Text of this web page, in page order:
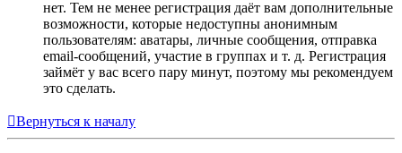
нет. Тем не менее регистрация даёт вам дополнительные
возможности, которые недоступны анонимным
пользователям: аватары, личные сообщения, отправка
email-сообщений, участие в группах и т. д. Регистрация
займёт у вас всего пару минут, поэтому мы рекомендуем
это сделать.
Вернуться к началу